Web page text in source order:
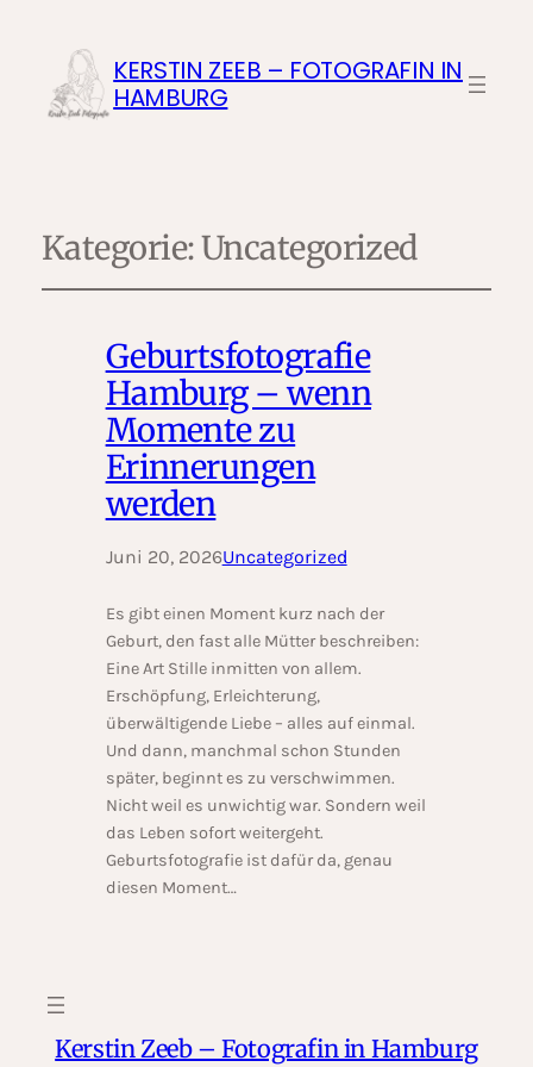
KERSTIN ZEEB – FOTOGRAFIN IN
HAMBURG
Kategorie:Uncategorized
Geburtsfotografie
Hamburg – wenn
Momente zu
Erinnerungen
werden
Juni 20, 2026Uncategorized
Es gibt einen Moment kurz nach der
Geburt, den fast alle Mütter beschreiben:
Eine Art Stille inmitten von allem.
Erschöpfung, Erleichterung,
überwältigende Liebe – alles auf einmal.
Und dann, manchmal schon Stunden
später, beginnt es zu verschwimmen.
Nicht weil es unwichtig war. Sondern weil
das Leben sofort weitergeht.
Geburtsfotografie ist dafür da, genau
diesen Moment…
Kerstin Zeeb – Fotografin in Hamburg